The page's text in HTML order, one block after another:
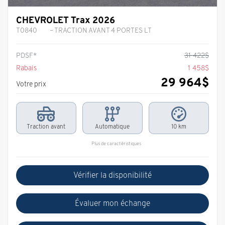
CHEVROLET Trax 2026
T0840 – TRACTION AVANT 4 PORTES LT
PDSF* 31 422$
Rabais
1 458$
Votre prix
29 964$
Traction avant Automatique 10 km
Plus de caractéristiques
Vérifier la disponibilité
Évaluer mon échange